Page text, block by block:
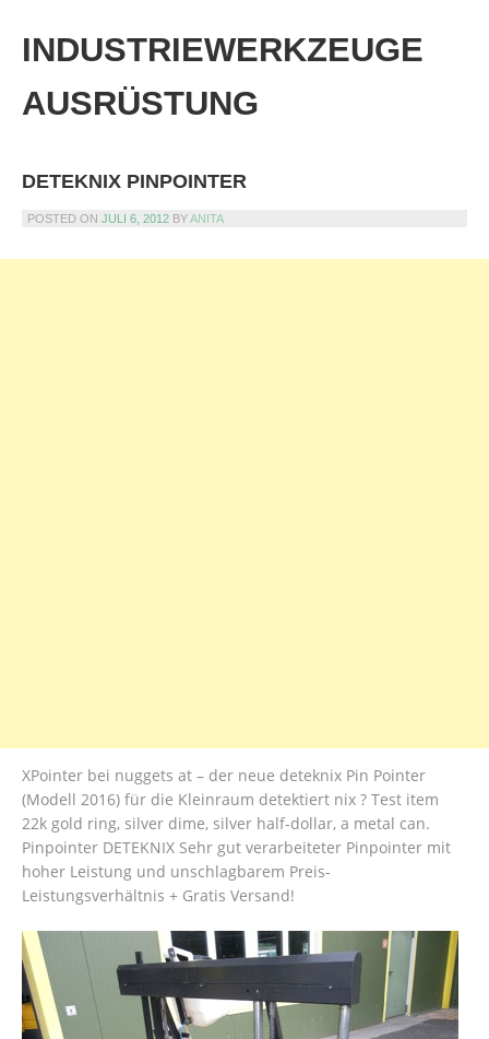
content
INDUSTRIEWERKZEUGE
AUSRÜSTUNG
DETEKNIX PINPOINTER
POSTED ON JULI 6, 2012 BYANITA
XPointer bei nuggets at – der neue deteknix Pin Pointer
(Modell 2016) für die Kleinraum detektiert nix ? Test item
22k gold ring, silver dime, silver half-dollar, a metal can.
Pinpointer DETEKNIX Sehr gut verarbeiteter Pinpointer mit
hoher Leistung und unschlagbarem Preis-
Leistungsverhältnis + Gratis Versand!